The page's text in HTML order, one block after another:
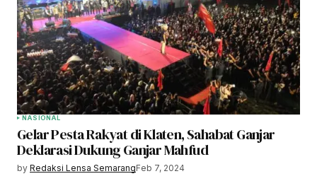
NASIONAL
Gelar Pesta Rakyat di Klaten, Sahabat Ganjar
Deklarasi Dukung Ganjar Mahfud
by Redaksi Lensa SemarangFeb 7, 2024